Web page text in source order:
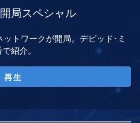
局スペシャル
トワークが開局。デビッド･ミ
紹介。
再生